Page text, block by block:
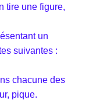
tire une figure,
un
suivantes :
chacune des
pique.